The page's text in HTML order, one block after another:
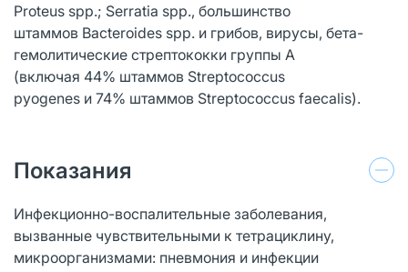
Proteus spp.; Serratia spp., большинство
штаммов Bacteroides spp. и грибов, вирусы, бета-
гемолитические стрептококки группы A
(включая 44% штаммов Streptococcus
pyogenes и 74% штаммов Streptococcus faecalis).
Показания
Инфекционно-воспалительные заболевания,
вызванные чувствительными к тетрациклину,
микроорганизмами: пневмония и инфекции